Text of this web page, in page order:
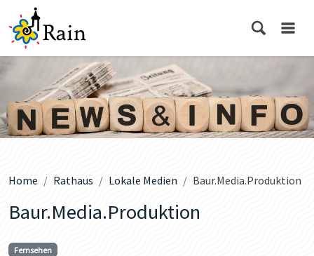
Home Rathaus Lokale Medien Baur.Media.Produktion
Baur.Media.Produktion
Fernsehen